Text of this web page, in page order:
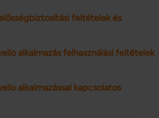
feltételek és
alkalmazás felhasználási feltételek
alkalmazással kapcsolatos